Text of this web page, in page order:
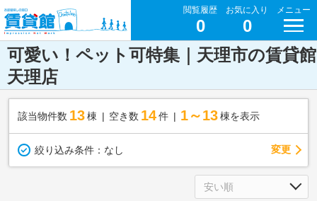
閲覧履歴
0
お気に入り
0
メニュー
可愛い！ペット可特集｜天理市の賃貸館
天理店
該当物件数 13棟 空き数 14 件 1～13 棟を表示
絞り込み条件： なし 変更